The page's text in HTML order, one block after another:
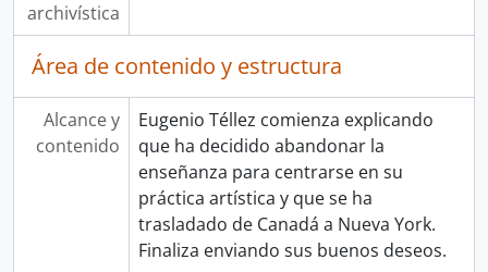
archivística
Área de contenido y estructura
Alcance y
contenido
Eugenio Téllez comienza explicando
que ha decidido abandonar la
enseñanza para centrarse en su
práctica artística y que se ha
trasladado de Canadá a Nueva York.
Finaliza enviando sus buenos deseos.